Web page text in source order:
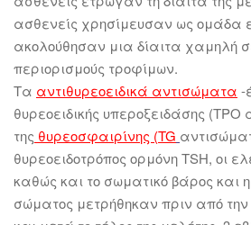
ασθενείς χρησίμευσαν ως ομάδα
ακολούθησαν μια δίαιτα χαμηλή
περιορισμούς τροφίμων.
Τα αντιθυρεοειδικά αντισώματα -
θυρεοειδικής υπεροξειδάσης
της θυρεοσφαιρίνης (TG
θυρεοειδοτρόπος ορμόνη TSH, οι
καθώς και το σωματικό βάρος και
σώματος μετρήθηκαν πριν από